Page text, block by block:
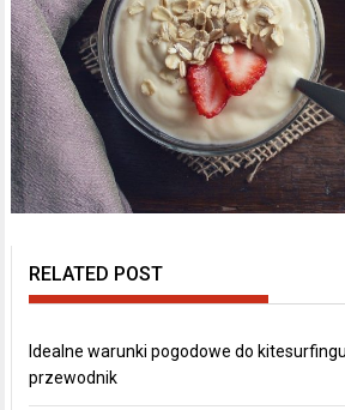
RELATED POST
Idealne warunki pogodowe do
przewodnik